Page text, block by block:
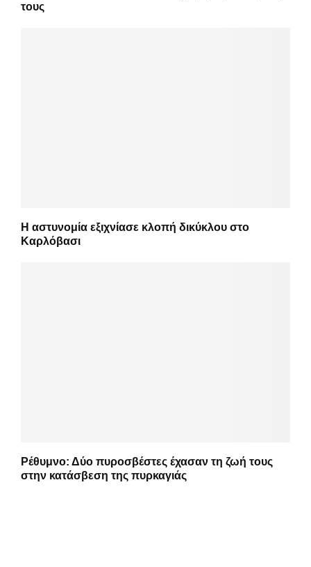
τους
Η αστυνομία εξιχνίασε κλοπή δικύκλου στο
Καρλόβασι
Ρέθυμνο: Δύο πυροσβέστες έχασαν τη ζωή τους
στην κατάσβεση της πυρκαγιάς